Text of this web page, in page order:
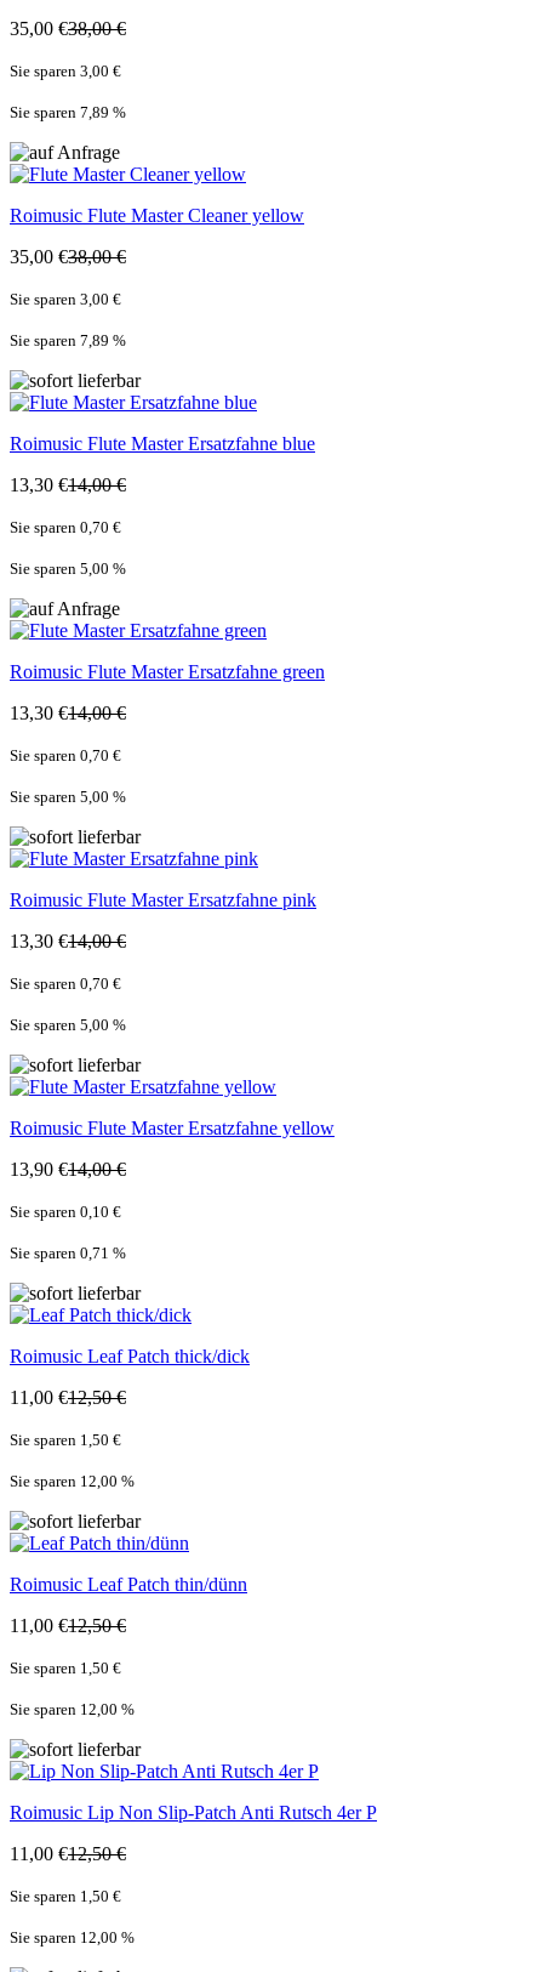
35,00 €38,00 €
Sie sparen 3,00 €
Sie sparen 7,89 %
Roimusic Flute Master Cleaner yellow
35,00 €38,00 €
Sie sparen 3,00 €
Sie sparen 7,89 %
Roimusic Flute Master Ersatzfahne blue
13,30 €14,00 €
Sie sparen 0,70 €
Sie sparen 5,00 %
Roimusic Flute Master Ersatzfahne green
13,30 €14,00 €
Sie sparen 0,70 €
Sie sparen 5,00 %
Roimusic Flute Master Ersatzfahne pink
13,30 €14,00 €
Sie sparen 0,70 €
Sie sparen 5,00 %
Roimusic Flute Master Ersatzfahne yellow
13,90 €14,00 €
Sie sparen 0,10 €
Sie sparen 0,71 %
Roimusic Leaf Patch thick/dick
11,00 €12,50 €
Sie sparen 1,50 €
Sie sparen 12,00 %
Roimusic Leaf Patch thin/dünn
11,00 €12,50 €
Sie sparen 1,50 €
Sie sparen 12,00 %
Roimusic Lip Non Slip-Patch Anti Rutsch 4er P
11,00 €12,50 €
Sie sparen 1,50 €
Sie sparen 12,00 %